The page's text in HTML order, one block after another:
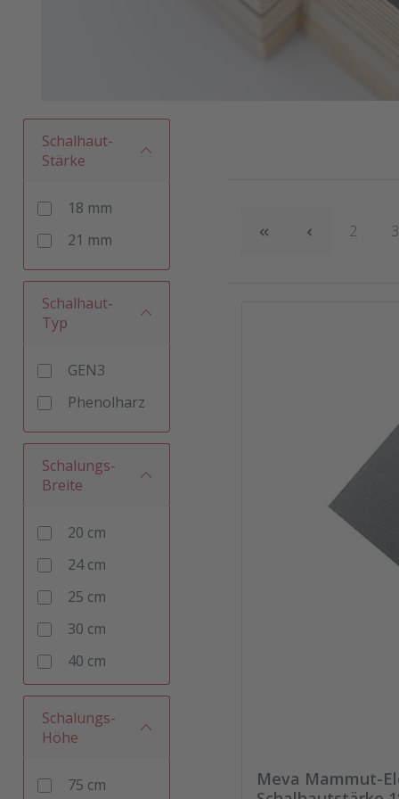
Schalhaut-
Stärke
18 mm
21 mm
Schalhaut-
Typ
GEN3
Phenolharz
Schalungs-
Breite
20 cm
24 cm
25 cm
30 cm
40 cm
45 cm
49 cm
55 cm
Schalungs-
Höhe
75 cm
Seite
2 3
Meva Mammut-